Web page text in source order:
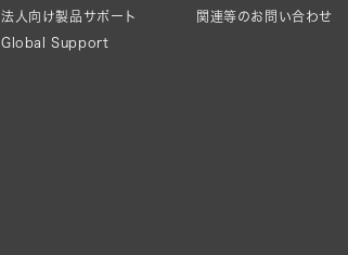
法人向け製品サポート
Global Support
関連等のお問い合わせ